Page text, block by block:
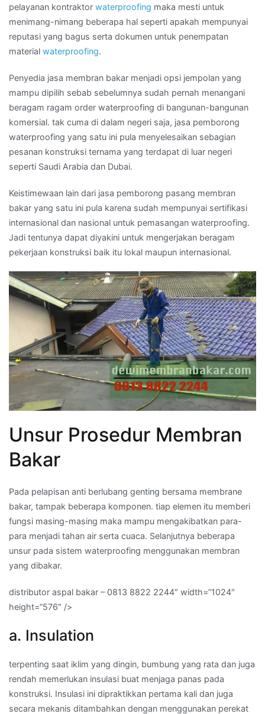
pelayanan kontraktor waterproofing maka mesti untuk
menimang-nimang beberapa hal seperti apakah mempunyai
reputasi yang bagus serta dokumen untuk penempatan
material waterproofing.
Penyedia jasa membran bakar menjadi opsi jempolan yang
mampu dipilih sebab sebelumnya sudah pernah menangani
beragam ragam order waterproofing di bangunan-bangunan
komersial. tak cuma di dalam negeri saja, jasa pemborong
waterproofing yang satu ini pula menyelesaikan sebagian
pesanan konstruksi ternama yang terdapat di luar negeri
seperti Saudi Arabia dan Dubai.
Keistimewaan lain dari jasa pemborong pasang membran
bakar yang satu ini pula karena sudah mempunyai sertifikasi
internasional dan nasional untuk pemasangan waterproofing.
Jadi tentunya dapat diyakini untuk mengerjakan beragam
pekerjaan konstruksi baik itu lokal maupun internasional.
Unsur Prosedur Membran
Bakar
Pada pelapisan anti berlubang genting bersama membrane
bakar, tampak beberapa komponen. tiap elemen itu memberi
fungsi masing-masing maka mampu mengakibatkan para-
para menjadi tahan air serta cuaca. Selanjutnya beberapa
unsur pada sistem waterproofing menggunakan membran
yang dibakar.
distributor aspal bakar – 0813 8822 2244″ width=”1024″
height=”576″ />
a. Insulation
terpenting saat iklim yang dingin, bumbung yang rata dan juga
rendah memerlukan insulasi buat menjaga panas pada
konstruksi. Insulasi ini dipraktikkan pertama kali dan juga
secara mekanis ditambahkan dengan menggunakan perekat